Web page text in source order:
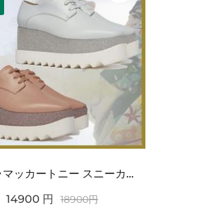
ステラマッカートニー スニーカー 偽物エリスグリッタープラットフォーム810038KP02717...
14900 円 18900円